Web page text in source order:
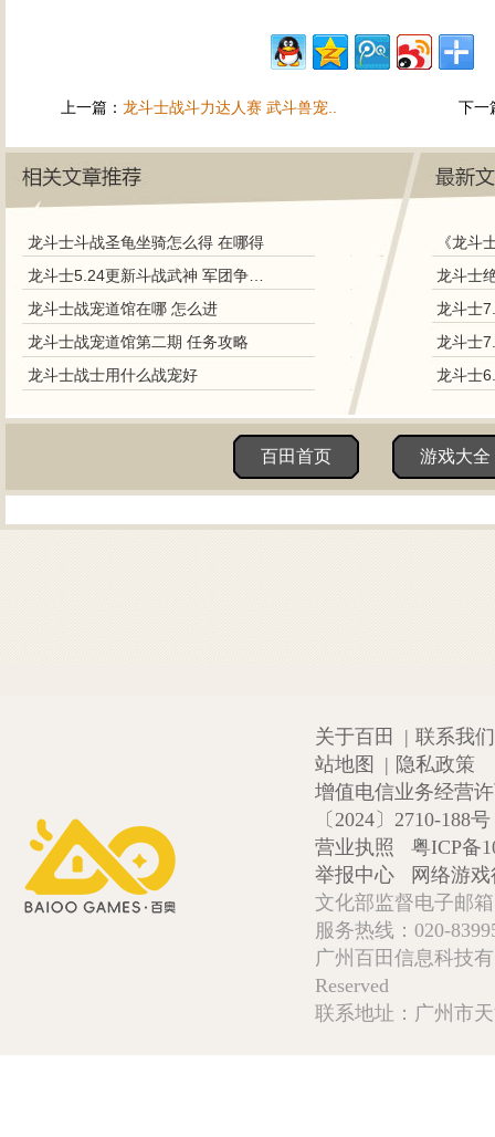
上一篇： 龙斗士战斗力达人赛 武斗兽宠.. 下一
龙斗士斗战圣龟坐骑怎么得 在哪得
龙斗士5.24更新斗战武神 军团争霸赛抢先体验
龙斗士战宠道馆在哪 怎么进
龙斗士战宠道馆第二期 任务攻略
龙斗士战士用什么战宠好
《龙斗
龙斗士
龙斗士
龙斗士
百田首页 游戏大全
关于百田 | 联系我们
站地图
| 隐私政策
增值电信业务经营
〔2024〕2710-188号
营业执照
粤ICP备
举报中心
网络游
文化部监督电子邮
服务热线：020-
广州百田信息科技
Reserved
联系地址：广州市